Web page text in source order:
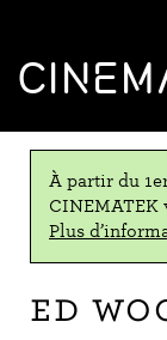
À partir du
CINEMATEK
Plus
Ed